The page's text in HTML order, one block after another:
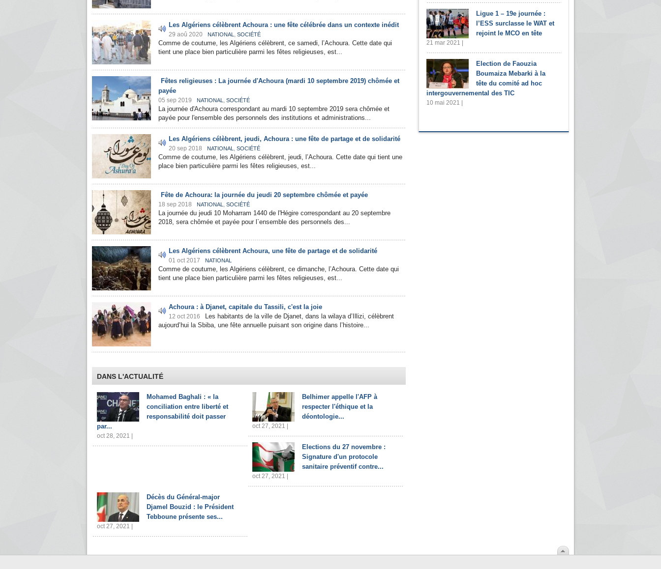
Les Algériens célèbrent Achoura : une fête célébrée dans un contexte inédit
29 aoû 2020 NATIONAL , SOCIÉTÉ
Comme de coutume, les Algériens célèbrent, ce samedi, l’Achoura. Cette date qui
tient une place bien particulière parmi les fêtes religieuses, est...
Fêtes religieuses : La journée d'Achoura (mardi 10 septembre 2019) chômée et
payée
05 sep 2019 NATIONAL , SOCIÉTÉ
La journée d'Achoura correspondant au mardi 10 septembre 2019 sera chômée et
payée pour l'ensemble des personnels des institutions et administrations...
Les Algériens célèbrent, jeudi, Achoura : une fête de partage et de solidarité
20 sep 2018 NATIONAL , SOCIÉTÉ
Comme de coutume, les Algériens célèbrent, jeudi, l’Achoura. Cette date qui tient une
place bien particulière parmi les fêtes religieuses, est...
Fête de Achoura: la journée du jeudi 20 septembre chômée et payée
18 sep 2018 NATIONAL , SOCIÉTÉ
La journée du jeudi 10 Moharram 1440 de l'Hégire correspondant au 20 septembre
2018, sera chômée et payée pour l`ensemble des personnels des...
Les Algériens célèbrent Achoura, une fête de partage et de solidarité
01 oct 2017 NATIONAL
Comme de coutume, les Algériens célèbrent, ce dimanche, l’Achoura. Cette date qui
tient une place bien particulière parmi les fêtes religieuses, est...
Achoura : à Djanet, capitale du Tassili, c'est la joie
12 oct 2016
Les habitants de la ville de Djanet, dans la wilaya d’Illizi, célèbrent
aujourd’hui la Sbiba, une fête annuelle puisant son origine dans l’histoire...
DANS L'ACTUALITÉ
Mohamed Baghali : « la
conciliation entre liberté et
responsabilité doit passer
par...
oct 28, 2021 |
Belhimer appelle l'AFP à
respecter l'éthique et la
déontologie...
oct 27, 2021 |
Elections du 27 novembre :
Signature d'un protocole
sanitaire préventif contre...
oct 27, 2021 |
Décès du Général-major
Djamel Bouzid : le Président
Tebboune présente ses...
oct 27, 2021 |
Ligue 1 – 19e journée :
l’ESS surclasse le WAT et
rejoint le MCO en tête
21 mar 2021 |
Election de Faouzia
Boumaiza Mebarki à la
tête du comité ad hoc
intergouvernemental des TIC
10 mai 2021 |